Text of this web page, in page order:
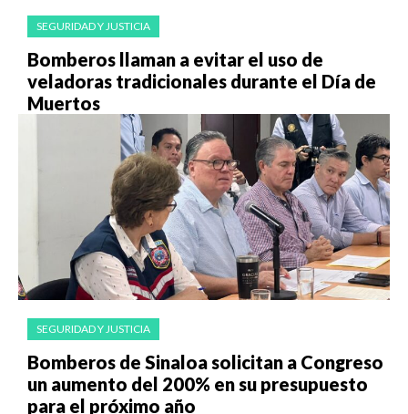
SEGURIDAD Y JUSTICIA
Bomberos llaman a evitar el uso de
veladoras tradicionales durante el Día de
Muertos
SEGURIDAD Y JUSTICIA
Bomberos de Sinaloa solicitan a Congreso
un aumento del 200% en su presupuesto
para el próximo año